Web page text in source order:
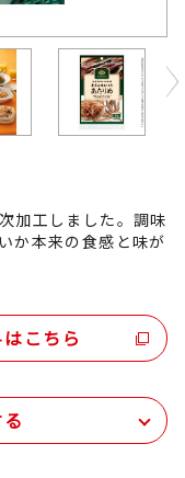
加工しました。調味
か本来の食感と味が
こちら